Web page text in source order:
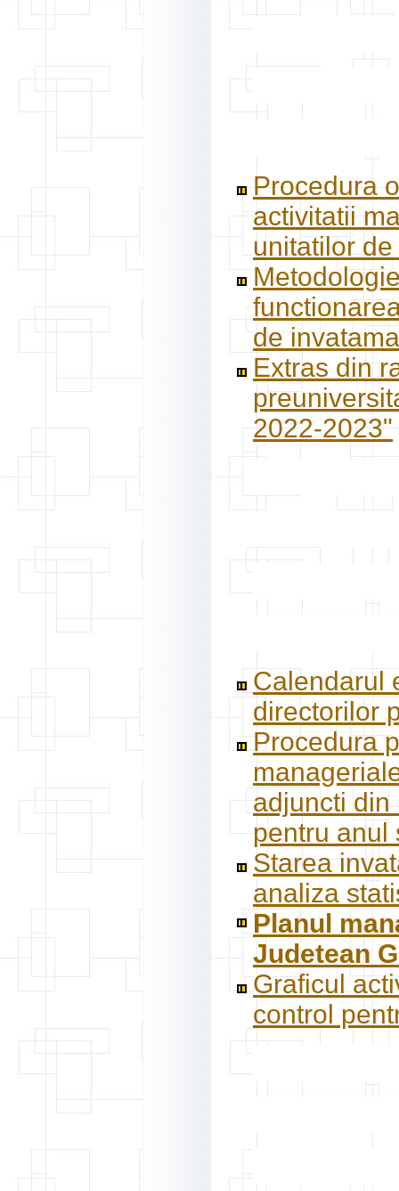
Procedura
activitatii
unitatilor
de
Extras din
2022-2023"
Calendarul
directorilor
Procedura
adjuncti din
pentru anul
Starea
analiza
Planul
Judetean
Graficul
control